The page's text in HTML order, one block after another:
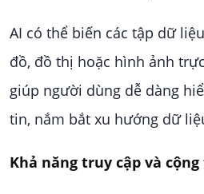
AI có thể biến các tập dữ
đồ, đồ thị hoặc hình ảnh
giúp người dùng dễ dàng
tin, nắm bắt xu hướng dữ
Khả năng truy cập và cộng